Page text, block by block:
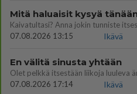
Mitä haluaisit kysyä
Kaivatultasi? Anna jokin tunniste
07.08.2026 13:15
Ikävä
En välitä sinusta yhtään
07.08.2026 17:14
Ikävä